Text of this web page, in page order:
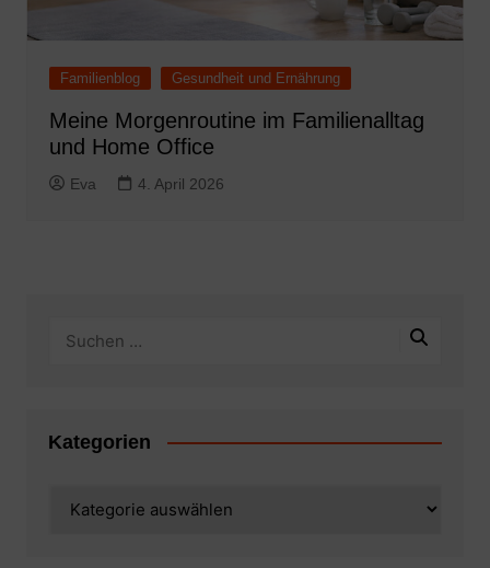
Familienblog Gesundheit und Ernährung
Meine Morgenroutine im Familienalltag
und Home Office
Eva 4. April 2026
Kategorien